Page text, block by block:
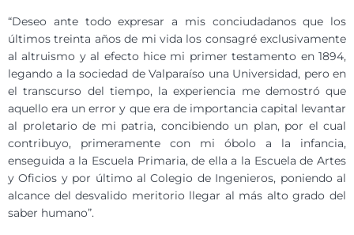
“Deseo ante todo expresar a mis conciudadanos que los
últimos treinta años de mi vida los consagré exclusivamente
al altruismo y al efecto hice mi primer testamento en 1894,
legando a la sociedad de Valparaíso una Universidad, pero en
el transcurso del tiempo, la experiencia me demostró que
aquello era un error y que era de importancia capital levantar
al proletario de mi patria, concibiendo un plan, por el cual
contribuyo, primeramente con mi óbolo a la infancia,
enseguida a la Escuela Primaria, de ella a la Escuela de Artes
y Oficios y por último al Colegio de Ingenieros, poniendo al
alcance del desvalido meritorio llegar al más alto grado del
saber humano”.